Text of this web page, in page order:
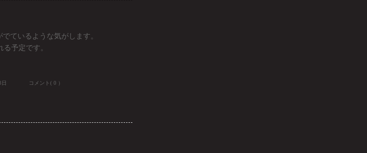
ているような気がします。
予定です。
コメント( 0 ）